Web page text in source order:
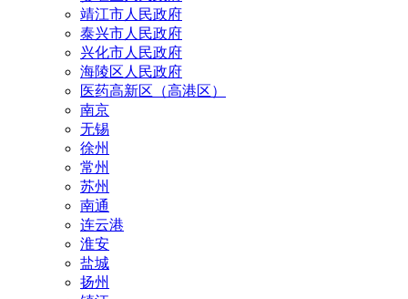
靖江市人民政府
泰兴市人民政府
兴化市人民政府
海陵区人民政府
医药高新区（高港区）
南京
无锡
徐州
常州
苏州
南通
连云港
淮安
盐城
扬州